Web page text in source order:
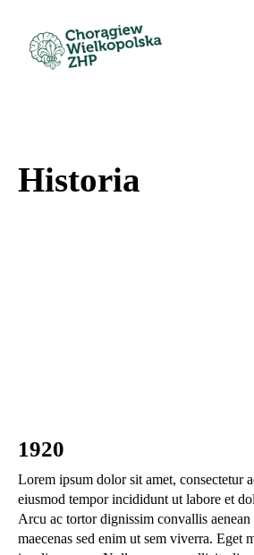
Historia
1920
Lorem ipsum dolor sit amet, consectetur
eiusmod tempor incididunt ut labore et
Arcu ac tortor dignissim convallis
maecenas sed enim ut sem viverra. Eget